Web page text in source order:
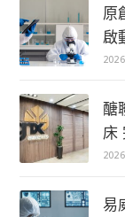
原
啟
醣
床
易